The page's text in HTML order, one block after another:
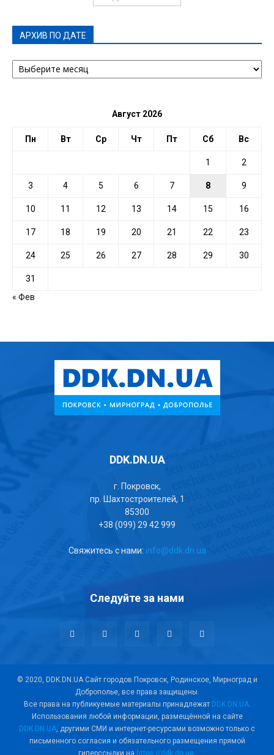
АРХИВ ПО ДАТЕ
АРХИВ
ПО
Август 2026
Пн Вт Ср Чт Пт Сб Вс
1 2
3 4 5 6 7 8 9
10 11 12 13 14 15 16
17 18 19 20 21 22 23
24 25 26 27 28 29 30
31
« Фев
DDK.DN.UA
г. Покровск,
пр. Шахтостроителей, 1
85300
+38 (099) 29 42 999
Свяжитесь с нами: info@ddk.dn.ua
Следуйте за нами
© 2020, DDK.DN.UA Сайт городов Покровск, Родинское, Мирноград и
Доброполье, все права защищены.
Все права на публикуемые материалы принадлежат DDK.DN.UA.
Использования любой информации, размещённой на сайте
DDK.DN.UA , другими СМИ и интернет-ресурсами возможно только с
письменного согласия и обязательного размещения прямой
гиперссылки на https://ddk.dn.ua